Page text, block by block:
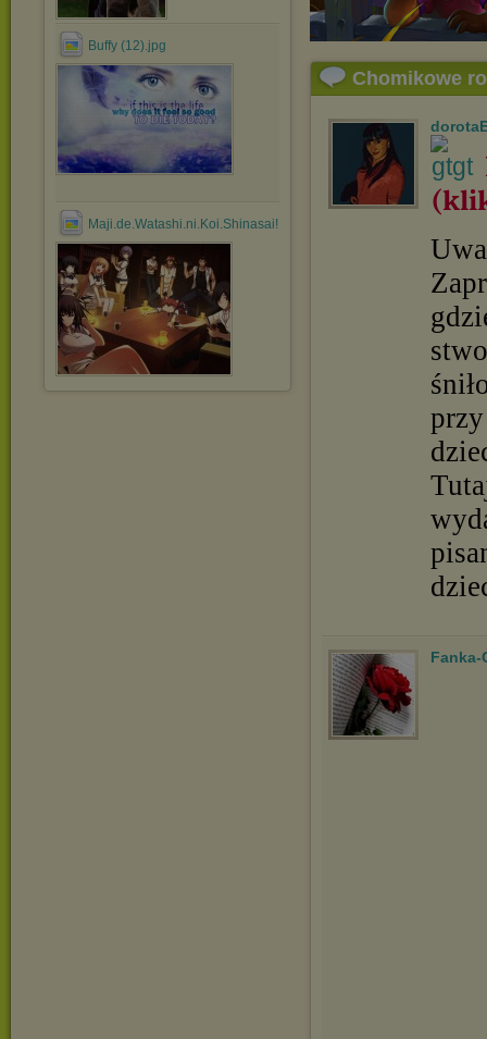
Buffy (12).jpg
Maji.de.Watashi.ni.Koi.Shinasai!.full.965996.jpg
Chomikowe
Fanka-